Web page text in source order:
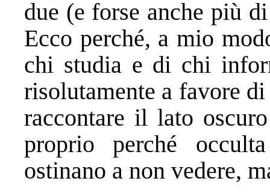
due (e forse anche più
Ecco perché, a mio
chi studia e di chi
risolutamente a favore
raccontare il lato
proprio perché
ostinano a non vedere,